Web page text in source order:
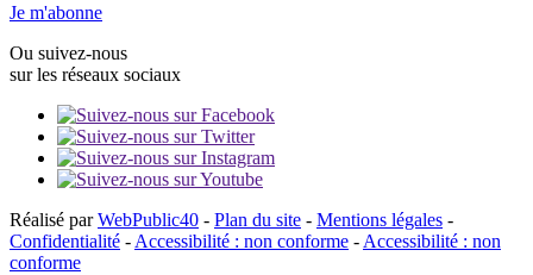
Je m'abonne
Ou suivez-nous
sur les réseaux sociaux
Réalisé parWebPublic40 - Plan du site - Mentions légales -
Confidentialité -Accessibilité : non conforme -Accessibilité : non
conforme